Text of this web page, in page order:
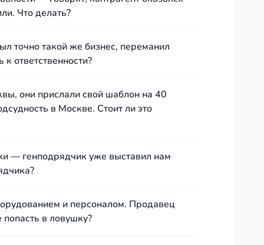
Что делать?
точно такой же бизнес, переманил
ответственности?
они прислали свой шаблон на 40
в Москве. Стоит ли это
— генподрядчик уже выставил нам
и персоналом. Продавец
попасть в ловушку?